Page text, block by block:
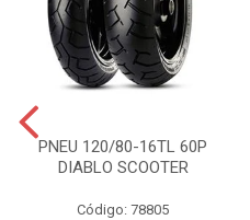
PNEU 120/80-16TL 60P
DIABLO SCOOTER
Código: 78805